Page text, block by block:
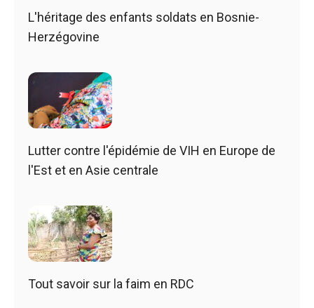
L'héritage des enfants soldats en Bosnie-
Herzégovine
Lutter contre l'épidémie de VIH en Europe de
l'Est et en Asie centrale
Tout savoir sur la faim en RDC